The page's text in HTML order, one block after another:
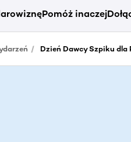
Pomóż inaczej
Dzień Dawcy Szpiku